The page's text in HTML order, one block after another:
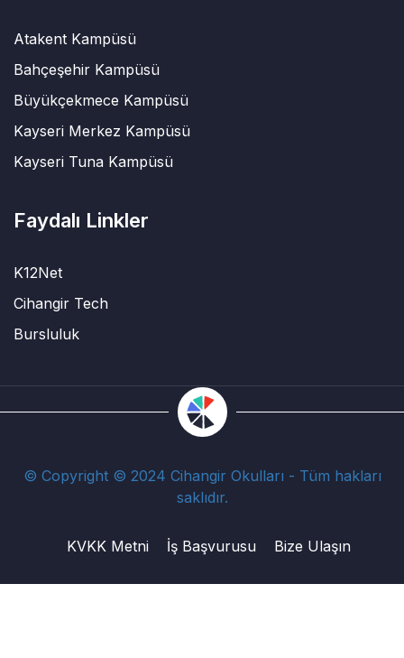
Atakent Kampüsü
Bahçeşehir Kampüsü
Büyükçekmece Kampüsü
Kayseri Merkez Kampüsü
Kayseri Tuna Kampüsü
Faydalı Linkler
K12Net
Cihangir Tech
Bursluluk
© Copyright © 2024 Cihangir Okulları - Tüm hakları
saklıdır.
KVKK Metni İş Başvurusu Bize Ulaşın